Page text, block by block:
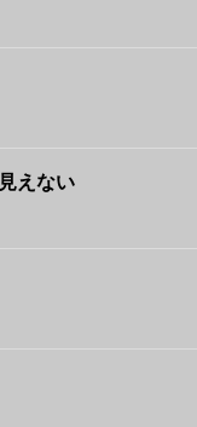
えない